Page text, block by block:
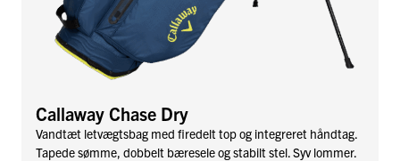
Callaway Chase Dry
Vandtæt letvægtsbag med firedelt top og integreret håndtag.
Tapede sømme, dobbelt bæresele og stabilt stel. Syv lommer.